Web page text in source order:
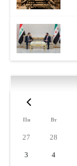
Пн Вт
27 28
3 4